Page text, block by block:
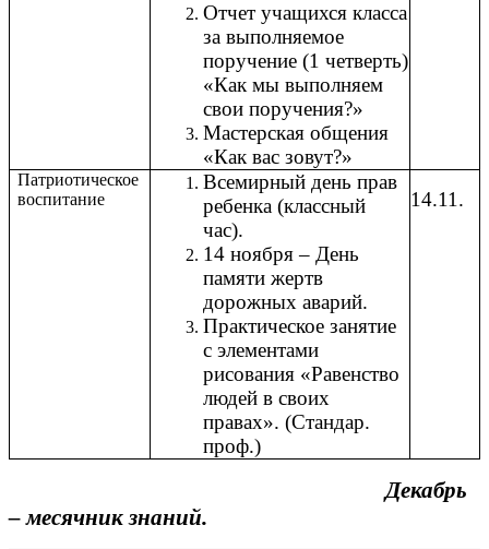
Отчет учащихся класса
за выполняемое
поручение (1 четверть)
«Как мы выполняем
свои поручения?»
Мастерская общения
«Как вас зовут?»
Патриотическое
воспитание
Всемирный день прав
ребенка (классный
час).
14 ноября – День
памяти жертв
дорожных аварий.
Практическое занятие
с элементами
рисования «Равенство
людей в своих
правах». (Стандар.
проф.)
14.11.
Декабрь
– месячник знаний.